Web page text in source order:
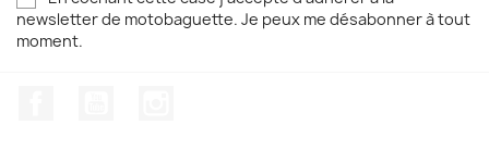
newsletter de motobaguette. Je peux me désabonner à tout
moment.